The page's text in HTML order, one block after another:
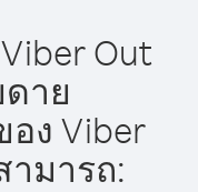
Out
าย
ง Viber
มารถ: